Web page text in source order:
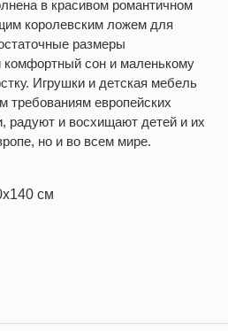
в красивом романтичном
королевским ложем для
размеры
сон и маленькому
Игрушки и детская мебель
требованиям европейских
радуют и восхищают детей и их
но и во всем мире.
см